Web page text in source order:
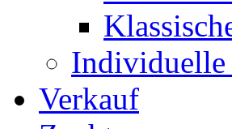
Individuelle
Verkauf